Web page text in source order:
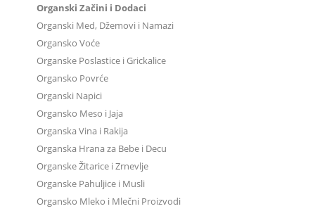
Organski Začini i Dodaci
Organski Med, Džemovi i Namazi
Organsko Voće
Organske Poslastice i Grickalice
Organsko Povrće
Organski Napici
Organsko Meso i Jaja
Organska Vina i Rakija
Organska Hrana za Bebe i Decu
Organske Žitarice i Zrnevlje
Organske Pahuljice i Musli
Organsko Mleko i Mlečni Proizvodi